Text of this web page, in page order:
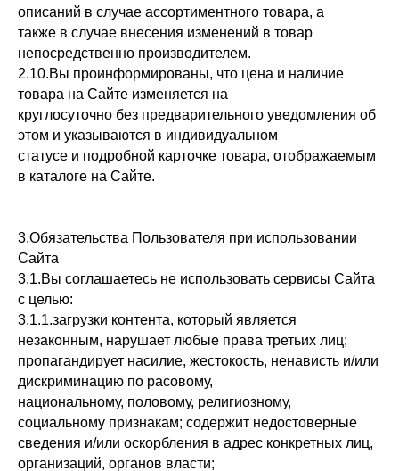
описаний в случае ассортиментного товара, а
также в случае внесения изменений в товар
непосредственно производителем.
2.10.Вы проинформированы, что цена и наличие
товара на Сайте изменяется на
круглосуточно без предварительного уведомления об
этом и указываются в индивидуальном
статусе и подробной карточке товара, отображаемым
в каталоге на Сайте.
3.Обязательства Пользователя при использовании
Сайта
3.1.Вы соглашаетесь не использовать сервисы Сайта
с целью:
3.1.1.загрузки контента, который является
незаконным, нарушает любые права третьих лиц;
пропагандирует насилие, жестокость, ненависть и/или
дискриминацию по расовому,
национальному, половому, религиозному,
социальному признакам; содержит недостоверные
сведения и/или оскорбления в адрес конкретных лиц,
организаций, органов власти;